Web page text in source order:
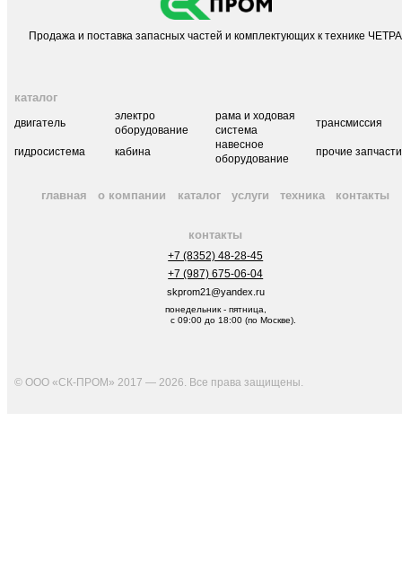
Продажа и поставка запасных частей и комплектующих к технике ЧЕТРА
каталог
двигатель
электро
оборудование
рама и ходовая
система
трансмиссия
гидросистема кабина
навесное
оборудование
прочие запчасти
главная о компании каталог услуги техника контакты
контакты
+7 (8352) 48-28-45
+7 (987) 675-06-04
skprom21@yandex.ru
понедельник - пятница,
с 09:00 до 18:00 (по Москве).
© ООО «СК-ПРОМ» 2017 — 2026. Все права защищены